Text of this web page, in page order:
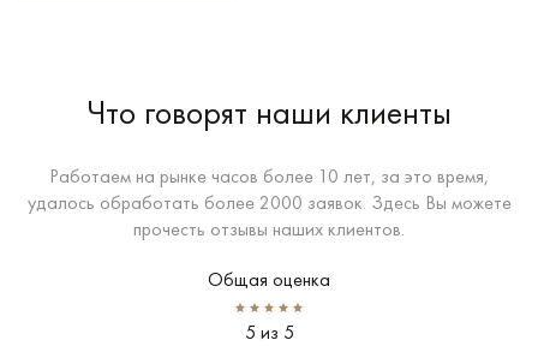
Что говорят наши клиенты
Работаем на рынке часов более 10 лет, за это время,
удалось обработать более 2000 заявок. Здесь Вы можете
прочесть отзывы наших клиентов.
Общая оценка
5 из 5